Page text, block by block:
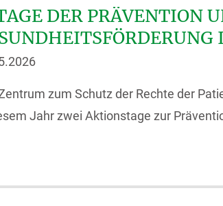
DER PRÄVENTION
zum Schutz der Rechte der
Jahr zwei Aktionstage zur